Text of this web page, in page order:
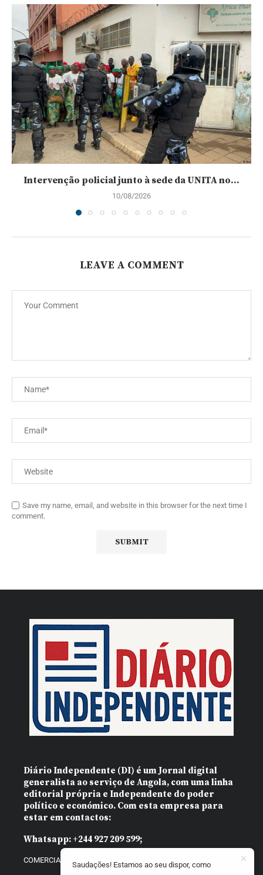
Intervenção policial junto à sede da UNITA no...
10/08/2026
LEAVE A COMMENT
Save my name, email, and website in this browser for the next time I
comment.
Diário Independente (DI) é um Jornal digital
generalista ao serviço de Angola, com uma linha
editorial própria e Independente do poder
político e económico. Com esta empresa para
estar em contactos:
Whatsapp: +244 927 209 599;
COMERCIAL@DIARIOINDEPENDENTE.INFO
Saudações! Estamos ao seu dispor, como